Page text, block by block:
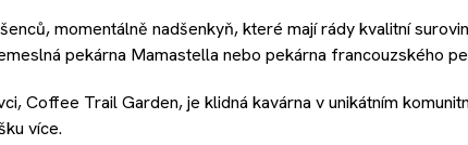
momentálně nadšenkyň, které mají rády kvalitní
pekárna Mamastella nebo pekárna francouzského
Coffee Trail Garden, je klidná kavárna v unikátním
více.